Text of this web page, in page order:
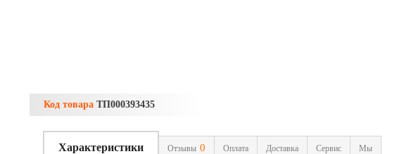
Код товара ТП000393435
Характеристики Отзывы 0 Оплата Доставка Сервис Мы